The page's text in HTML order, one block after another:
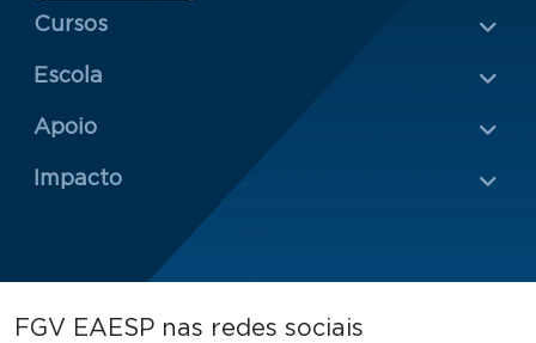
Menu Rodapé 1
Cursos
Escola
Rodapé 2
Apoio
Impacto
FGV EAESP nas redes sociais